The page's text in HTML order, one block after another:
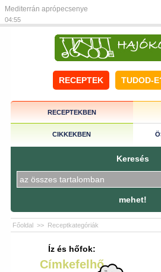
Mediterrán aprópecsenye
04:55
RECEPTEK TUDOD-
RECEPTEKBEN
CIKKEKBEN
Keresés
mehet!
Főoldal >> Receptkategóriák
Íz és hőfok:
Címkefelhő